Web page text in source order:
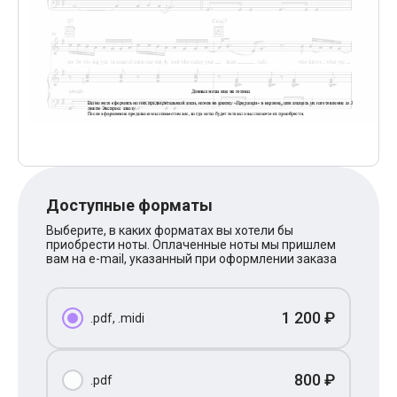
XOLIDAYBOY
Ваня Дмитриенко
Анна Герман
Полина Гагарина
Монеточка
Ласковый Май
BTS
Макс Корж
Алена Швец
Michael Jackson
Modern Talking
BEARWOLF
Юрий Шатунов
Мария Чайковская
Доступные форматы
Выберите, в каких форматах вы хотели бы
приобрести ноты. Оплаченные ноты мы пришлем
вам на e-mail, указанный при оформлении заказа
.pdf, .midi 1 200 ₽
.pdf 800 ₽